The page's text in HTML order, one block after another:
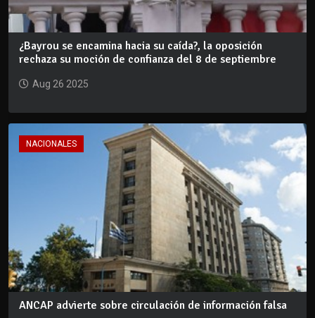
¿Bayrou se encamina hacia su caída?, la oposición
rechaza su moción de confianza del 8 de septiembre
Aug 26 2025
NACIONALES
ANCAP advierte sobre circulación de información falsa